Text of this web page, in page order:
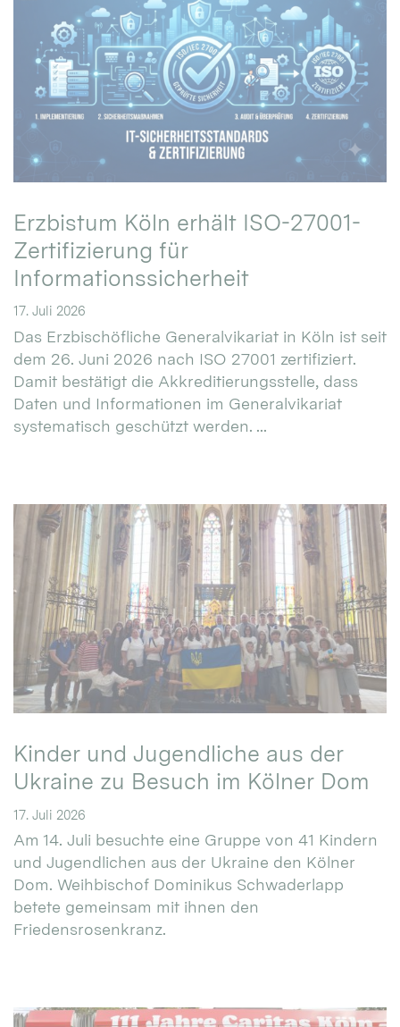
Erzbistum Köln erhält ISO-27001-
Zertifizierung für
Informationssicherheit
17. Juli 2026
Das Erzbischöfliche Generalvikariat in Köln ist seit
dem 26. Juni 2026 nach ISO 27001 zertifiziert.
Damit bestätigt die Akkreditierungsstelle, dass
Daten und Informationen im Generalvikariat
systematisch geschützt werden. ...
Kinder und Jugendliche aus der
Ukraine zu Besuch im Kölner Dom
17. Juli 2026
Am 14. Juli besuchte eine Gruppe von 41 Kindern
und Jugendlichen aus der Ukraine den Kölner
Dom. Weihbischof Dominikus Schwaderlapp
betete gemeinsam mit ihnen den
Friedensrosenkranz.